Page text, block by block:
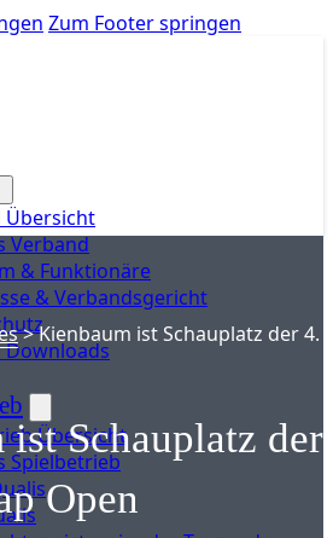
Zum Footer springen
Übersicht
Verband
& Funktionäre
& Verbandsgericht
Downloads
Übersicht
Spielbetrieb
>Kienbaum ist Schauplatz der 4.
ist Schauplatz der
Open